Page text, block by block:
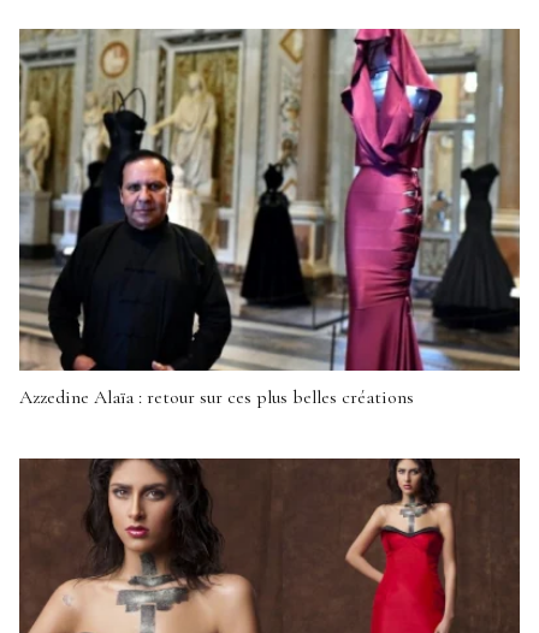
Azzedine Alaïa : retour sur ces plus belles créations